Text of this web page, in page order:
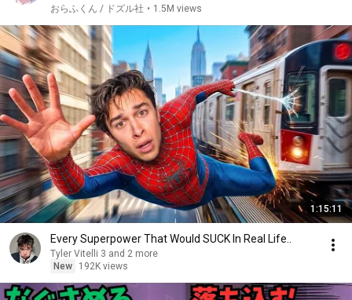
おらふくん / ドズル社 • 1.5M views
1:15:11
Every Superpower That Would SUCK In Real Life..
Tyler Vitelli 3 and 2 more
New
192K views